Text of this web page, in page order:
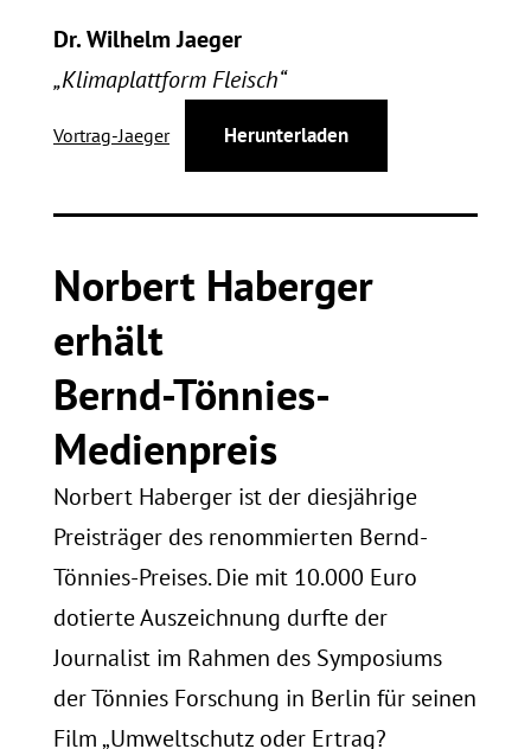
Dr. Wilhelm Jaeger
„Klimaplattform Fleisch“
Vortrag-Jaeger Herunterladen
Norbert Haberger
erhält
Bernd-Tönnies-
Medienpreis
Norbert Haberger ist der diesjährige
Preisträger des renommierten Bernd-
Tönnies-Preises. Die mit 10.000 Euro
dotierte Auszeichnung durfte der
Journalist im Rahmen des Symposiums
der Tönnies Forschung in Berlin für seinen
Film „Umweltschutz oder Ertrag?